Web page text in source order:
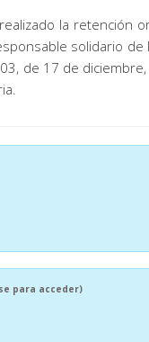
la retención
solidario de
de 17 de diciembre,
para acceder)